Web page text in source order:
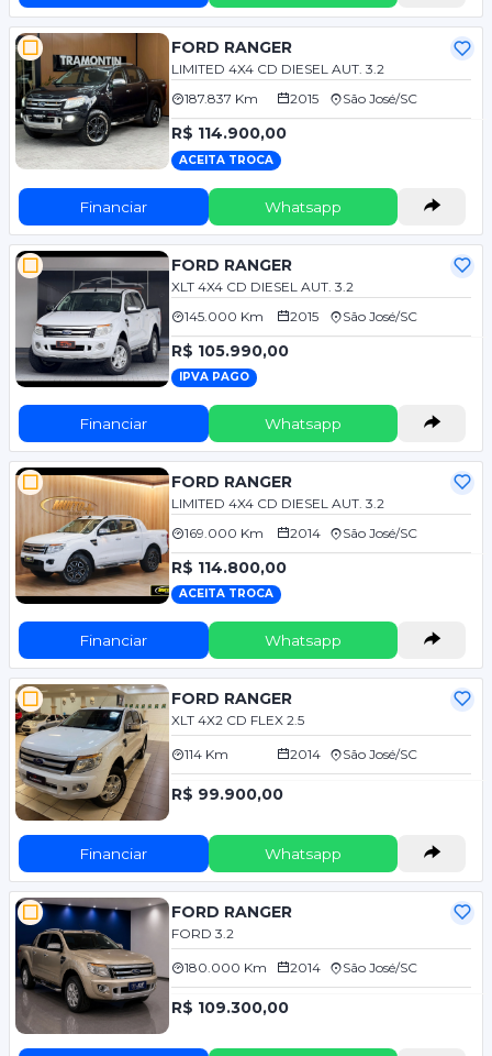
FORD RANGER
LIMITED 4X4 CD DIESEL AUT. 3.2
187.837 Km
2015 São José/SC
R$ 114.900,00
ACEITA TROCA
Financiar Whatsapp
FORD RANGER
XLT 4X4 CD DIESEL AUT. 3.2
145.000 Km
2015 São José/SC
R$ 105.990,00
IPVA PAGO
Financiar Whatsapp
FORD RANGER
LIMITED 4X4 CD DIESEL AUT. 3.2
169.000 Km
2014 São José/SC
R$ 114.800,00
ACEITA TROCA
Financiar Whatsapp
FORD RANGER
XLT 4X2 CD FLEX 2.5
114 Km 2014 São José/SC
R$ 99.900,00
Financiar Whatsapp
FORD RANGER
FORD 3.2
180.000 Km 2014 São José/SC
R$ 109.300,00